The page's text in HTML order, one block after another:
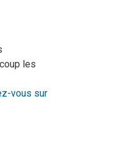
les
vous sur